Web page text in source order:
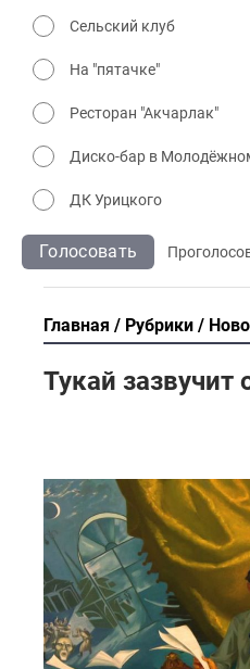
Сельский клуб
На "пятачке"
Ресторан "Акчарлак"
Диско-бар в
ДК Урицкого
Голосовать
Главная Рубрики
Тукай зазвучит